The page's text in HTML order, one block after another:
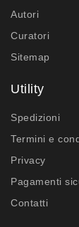
Autori
Curatori
Sitemap
Utility
Spedizioni
Termini e
Privacy
Pagamenti
Contatti